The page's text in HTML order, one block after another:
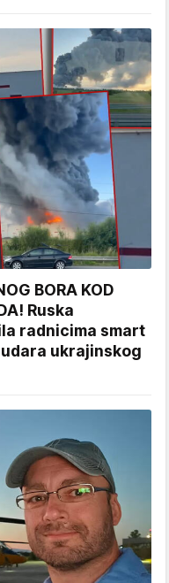
BORA KOD
Ruska
radnicima smart
ukrajinskog